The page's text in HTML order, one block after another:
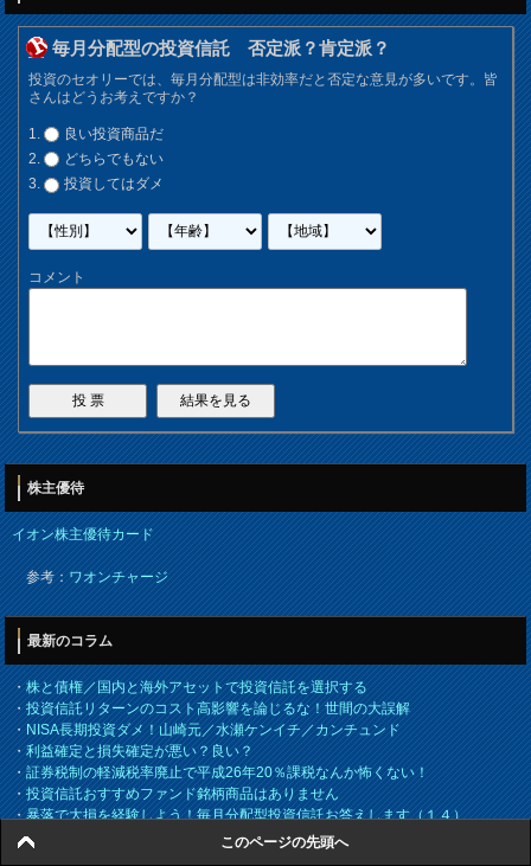
毎月分配型の投資信託 否定派？肯定派？
投資のセオリーでは、毎月分配型は非効率だと否定な意見が多いです。皆
さんはどうお考えですか？
良い投資商品だ
どちらでもない
投資してはダメ
コメント
株主優待
イオン株主優待カード
参考：ワオンチャージ
最新のコラム
・株と債権／国内と海外アセットで投資信託を選択する
・投資信託リターンのコスト高影響を論じるな！世間の大誤解
・NISA長期投資ダメ！山崎元／水瀬ケンイチ／カンチュンド
・利益確定と損失確定が悪い？良い？
・証券税制の軽減税率廃止で平成26年20％課税なんか怖くない！
・投資信託おすすめファンド銘柄商品はありません
・暴落で大損を経験しよう！毎月分配型投資信託お答えします（１４）
このページの先頭へ